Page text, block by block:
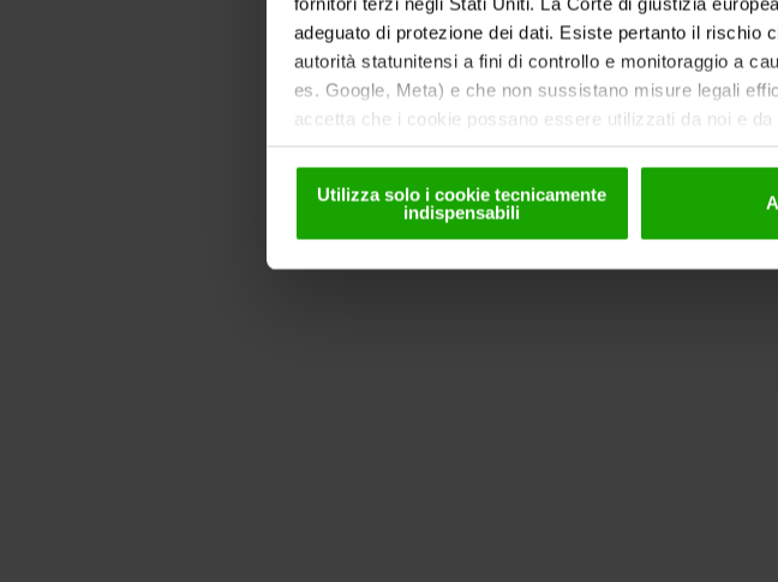
adeguato di protezione dei dati. Esiste pertanto il rischio
autorità statunitensi a fini di controllo e monitoraggio a
es. Google, Meta) e che non sussistano misure legali
accetta che i cookie possano essere utilizzati da noi e
Utilizza solo i cookie tecnicamente
indispensabili